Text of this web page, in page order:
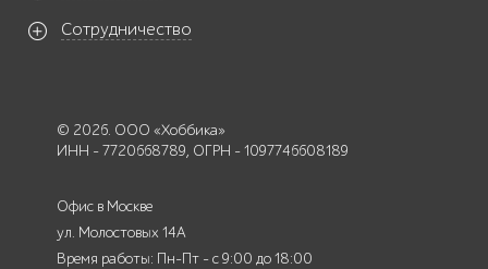
Сотрудничество
© 2026. ООО «Хоббика»
ИНН - 7720668789, ОГРН - 1097746608189
Офис в Москве
ул. Молостовых 14А
Время работы: Пн-Пт - с 9:00 до 18:00